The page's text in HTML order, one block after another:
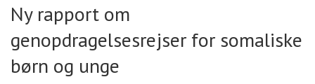
Ny rapport om
genopdragelsesrejser for somaliske
børn og unge